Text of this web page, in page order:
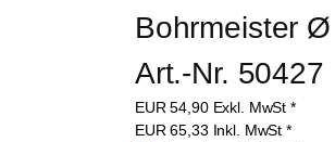
Bohrmeister
Art.-Nr. 50427
EUR54,90 Exkl. MwSt *
EUR65,33 Inkl. MwSt *